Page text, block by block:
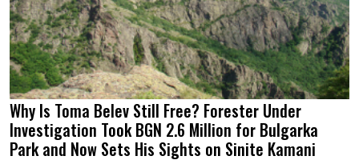
Why Is Toma Belev Still Free? Forester Under
Investigation Took BGN 2.6 Million for Bulgarka
Park and Now Sets His Sights on Sinite Kamani